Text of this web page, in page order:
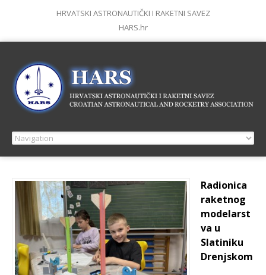
HRVATSKI ASTRONAUTIČKI I RAKETNI SAVEZ
HARS.hr
Radionica
raketnog
modelarst
va u
Slatiniku
Drenjskom